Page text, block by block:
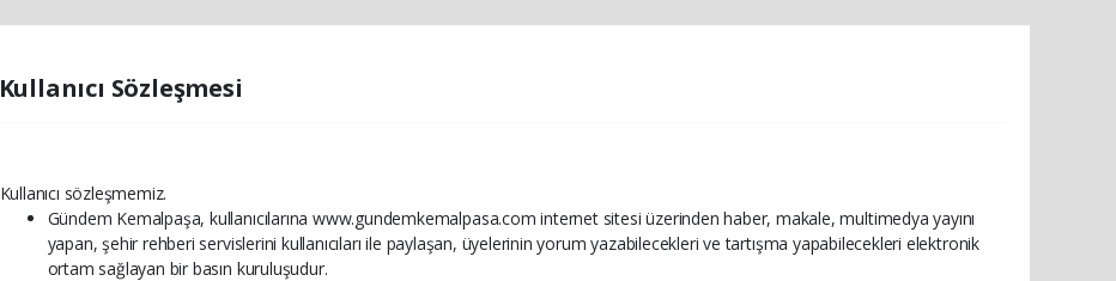
Kullanıcı Sözleşmesi
Kullanıcı sözleşmemiz.
Gündem Kemalpaşa, kullanıcılarına www.gundemkemalpasa.com internet sitesi üzerinden haber, makale, multimedya yayını
yapan, şehir rehberi servislerini kullanıcıları ile paylaşan, üyelerinin yorum yazabilecekleri ve tartışma yapabilecekleri elektronik
ortam sağlayan bir basın kuruluşudur.